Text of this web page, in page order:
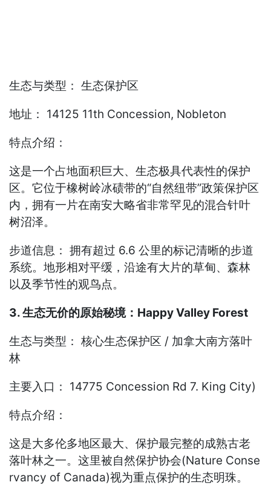
生态与类型： 生态保护区
地址： 14125 11th Concession, Nobleton
特点介绍：
这是一个占地面积巨大、生态极具代表性的保护
区。它位于橡树岭冰碛带的“自然纽带”政策保护区
内，拥有一片在南安大略省非常罕见的混合针叶
树沼泽。
步道信息： 拥有超过 6.6 公里的标记清晰的步道
系统。地形相对平缓，沿途有大片的草甸、森林
以及季节性的观鸟点。
3. 生态无价的原始秘境：Happy Valley Forest
生态与类型： 核心生态保护区 / 加拿大南方落叶
林
主要入口： 14775 Concession Rd 7. King City)
特点介绍：
这是大多伦多地区最大、保护最完整的成熟古老
落叶林之一。这里被自然保护协会(Nature Conse
rvancy of Canada)视为重点保护的生态明珠。